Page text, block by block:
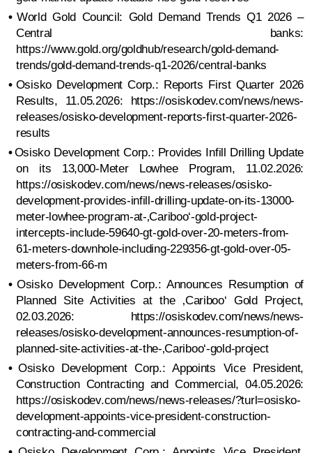
• World Gold Council: Gold Demand Trends Q1 2026 –
Central banks:
https://www.gold.org/goldhub/research/gold-demand-
trends/gold-demand-trends-q1-2026/central-banks
• Osisko Development Corp.: Reports First Quarter 2026
Results, 11.05.2026: https://osiskodev.com/news/news-
releases/osisko-development-reports-first-quarter-2026-
results
•Osisko Development Corp.: Provides Infill Drilling Update
on its 13,000-Meter Lowhee Program, 11.02.2026:
https://osiskodev.com/news/news-releases/osisko-
development-provides-infill-drilling-update-on-its-13000-
meter-lowhee-program-at-‚Cariboo‘-gold-project-
intercepts-include-59640-gt-gold-over-20-meters-from-
61-meters-downhole-including-229356-gt-gold-over-05-
meters-from-66-m
• Osisko Development Corp.: Announces Resumption of
Planned Site Activities at the ‚Cariboo‘ Gold Project,
02.03.2026: https://osiskodev.com/news/news-
releases/osisko-development-announces-resumption-of-
planned-site-activities-at-the-‚Cariboo‘-gold-project
• Osisko Development Corp.: Appoints Vice President,
Construction Contracting and Commercial, 04.05.2026:
https://osiskodev.com/news/news-releases/?turl=osisko-
development-appoints-vice-president-construction-
contracting-and-commercial